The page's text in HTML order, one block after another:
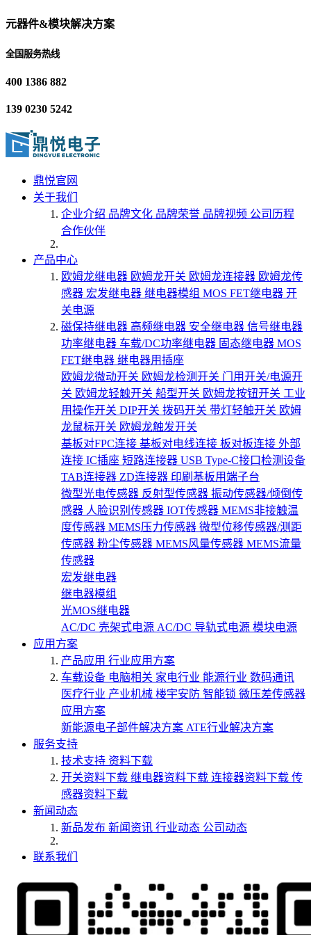
元器件&模块解决方案
全国服务热线
400 1386 882
139 0230 5242
鼎悦官网
关于我们
企业介绍 品牌文化 品牌荣誉 品牌视频 公司历程
合作伙伴
产品中心
欧姆龙继电器 欧姆龙开关 欧姆龙连接器 欧姆龙传
感器 宏发继电器 继电器模组 MOS FET继电器 开
关电源
磁保持继电器 高频继电器 安全继电器 信号继电器
功率继电器 车载/DC功率继电器 固态继电器 MOS
FET继电器 继电器用插座
欧姆龙微动开关 欧姆龙检测开关 门用开关/电源开
关 欧姆龙轻触开关 船型开关 欧姆龙按钮开关 工业
用操作开关 DIP开关 拨码开关 带灯轻触开关 欧姆
龙鼠标开关 欧姆龙触发开关
基板对FPC连接 基板对电线连接 板对板连接 外部
连接 IC插座 短路连接器 USB Type-C接口检测设备
TAB连接器 ZD连接器 印刷基板用端子台
微型光电传感器 反射型传感器 振动传感器/倾倒传
感器 人脸识别传感器 IOT传感器 MEMS非接触温
度传感器 MEMS压力传感器 微型位移传感器/测距
传感器 粉尘传感器 MEMS风量传感器 MEMS流量
传感器
宏发继电器
继电器模组
光MOS继电器
AC/DC 壳架式电源 AC/DC 导轨式电源 模块电源
应用方案
产品应用 行业应用方案
车载设备 电脑相关 家电行业 能源行业 数码通讯
医疗行业 产业机械 楼宇安防 智能锁 微压差传感器
应用方案
新能源电子部件解决方案 ATE行业解决方案
服务支持
技术支持 资料下载
开关资料下载 继电器资料下载 连接器资料下载 传
感器资料下载
新闻动态
新品发布 新闻资讯 行业动态 公司动态
联系我们